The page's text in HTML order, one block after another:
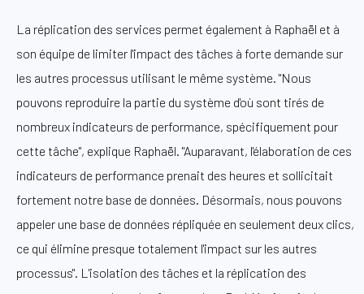
La réplication des services permet également à Raphaël et à
son équipe de limiter l'impact des tâches à forte demande sur
les autres processus utilisant le même système. "Nous
pouvons reproduire la partie du système d'où sont tirés de
nombreux indicateurs de performance, spécifiquement pour
cette tâche", explique Raphaël. "Auparavant, l'élaboration de ces
indicateurs de performance prenait des heures et sollicitait
fortement notre base de données. Désormais, nous pouvons
appeler une base de données répliquée en seulement deux clics,
ce qui élimine presque totalement l'impact sur les autres
processus". L'isolation des tâches et la réplication des